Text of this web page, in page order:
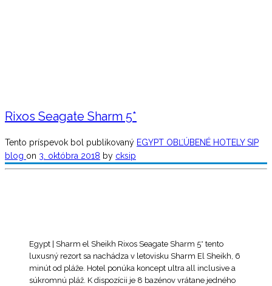
Egypt | Sharm el Sheikh Rixos Seagate Sharm 5* tento
luxusný rezort sa nachádza v letovisku Sharm El Sheikh, 6
minút od pláže. Hotel ponúka koncept ultra all inclusive a
súkromnú pláž. K dispozícii je 8 bazénov vrátane jedného
Rixos Seagate Sharm 5*
Tento príspevok bol publikovaný EGYPT OBĽÚBENÉ HOTELYSIP
blog on 3. októbra 2018 by cksip